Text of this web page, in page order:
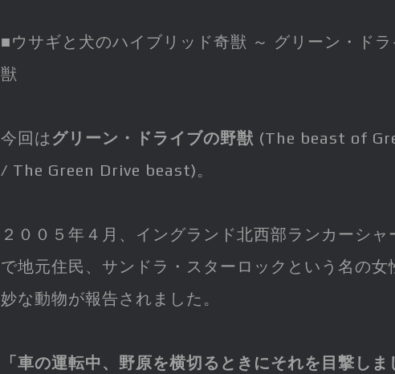
■ウサギと犬のハイブリッド奇獣 ～ グリーン・ドラ
獣
今回は グリーン・ドライブの野獣 (The beast of
/ The Green Drive beast)。
２００５年４月、イングランド北西部ランカーシャ
で地元住民、サンドラ・スターロックという名の女
妙な動物が報告されました。
「車の運転中、野原を横切るときにそれを目撃しま